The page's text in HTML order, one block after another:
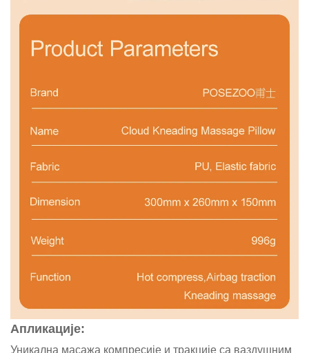
Апликације:
Уникална масажа компресије и тракције са ваздушним